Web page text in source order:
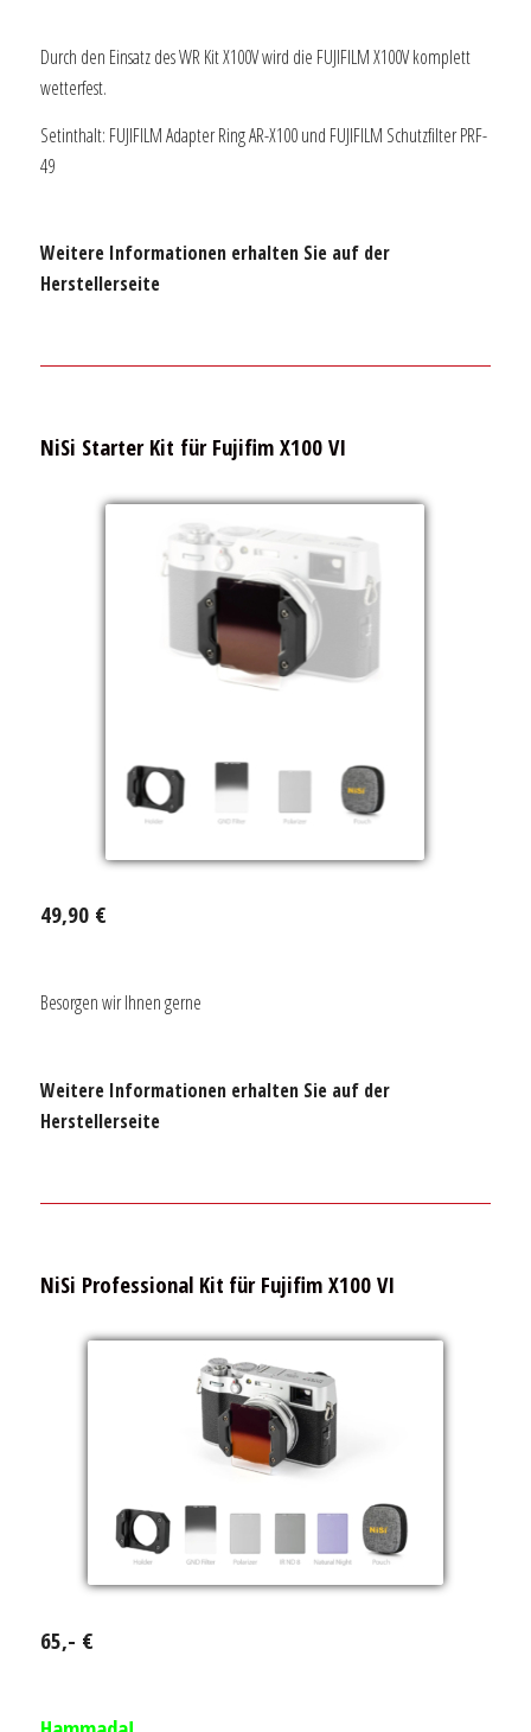
Durch den Einsatz des WR Kit X100V wird die FUJIFILM X100V komplett
wetterfest.
Setinthalt: FUJIFILM Adapter Ring AR-X100 und FUJIFILM Schutzfilter PRF-
49
Weitere Informationen erhalten Sie auf der
Herstellerseite
NiSi Starter Kit für Fujifim X100 VI
49,90 €
Besorgen wir Ihnen gerne
Weitere Informationen erhalten Sie auf der
Herstellerseite
NiSi Professional Kit für Fujifim X100 VI
65,- €